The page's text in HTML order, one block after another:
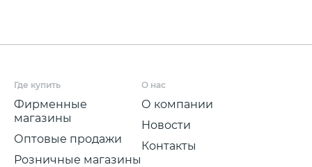
Где купить
Фирменные
магазины
Оптовые продажи
Розничные магазины
О нас
О компании
Новости
Контакты